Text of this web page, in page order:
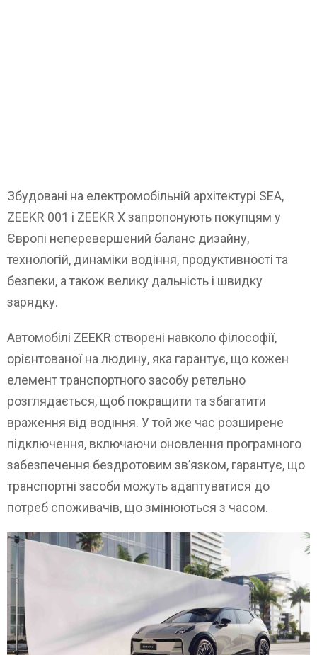
Збудовані на електромобільній архітектурі SEA,
ZEEKR 001 і ZEEKR X запропонують покупцям у
Європі неперевершений баланс дизайну,
технологій, динаміки водіння, продуктивності та
безпеки, а також велику дальність і швидку
зарядку.
Автомобілі ZEEKR створені навколо філософії,
орієнтованої на людину, яка гарантує, що кожен
елемент транспортного засобу ретельно
розглядається, щоб покращити та збагатити
враження від водіння. У той же час розширене
підключення, включаючи оновлення програмного
забезпечення бездротовим зв’язком, гарантує, що
транспортні засоби можуть адаптуватися до
потреб споживачів, що змінюються з часом.